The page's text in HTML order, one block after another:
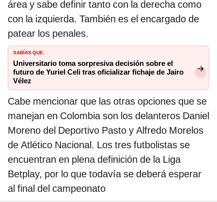
área y sabe definir tanto con la derecha como
con la izquierda. También es el encargado de
patear los penales.
Sabías que:
Universitario toma sorpresiva decisión sobre el
futuro de Yuriel Celi tras oficializar fichaje de Jairo
Vélez
Cabe mencionar que las otras opciones que se
manejan en Colombia son los delanteros Daniel
Moreno del Deportivo Pasto y Alfredo Morelos
de Atlético Nacional. Los tres futbolistas se
encuentran en plena definición de la Liga
Betplay, por lo que todavía se deberá esperar
al final del campeonato